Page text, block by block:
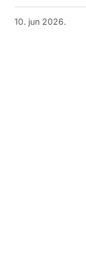
10. jun 2026.